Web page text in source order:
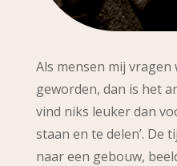
Als mensen mij
geworden, dan is het
vind niks leuker dan
staan en te delen’. De
naar een gebouw,